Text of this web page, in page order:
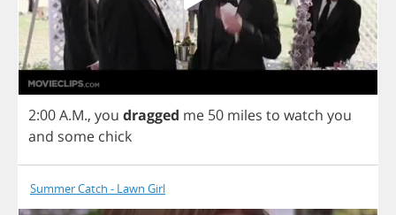
2:00A.M., you dragged me 50 miles to watch you
and some chick
Summer Catch - Lawn Girl